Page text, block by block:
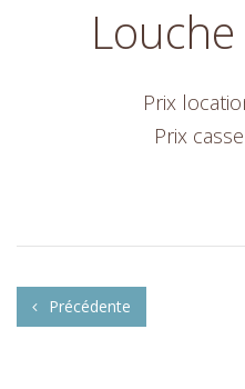
Prix
Prix
Précédente